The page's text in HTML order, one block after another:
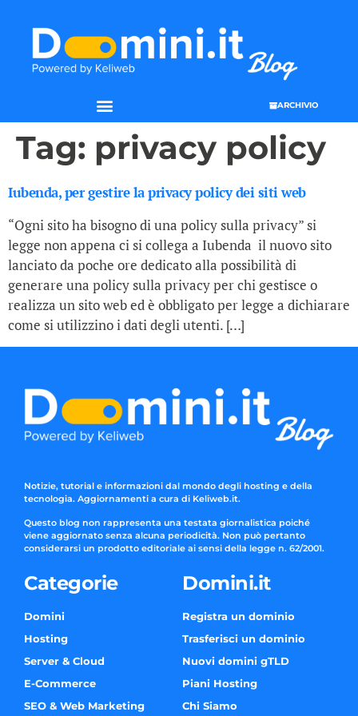
ARCHIVIO
Tag: privacy policy
Iubenda, per gestire la privacy policy dei siti web
“Ogni sito ha bisogno di una policy sulla privacy” si
legge non appena ci si collega a Iubenda il nuovo sito
lanciato da poche ore dedicato alla possibilità di
generare una policy sulla privacy per chi gestisce o
realizza un sito web ed è obbligato per legge a dichiarare
come si utilizzino i dati degli utenti. […]
Notizie, tutorial e informazioni dal mondo degli hosting e della
tecnologia. Aggiornamenti a cura di Keliweb.it.
Questo blog non rappresenta una testata giornalistica poiché
viene aggiornato senza alcuna periodicità. Non può pertanto
considerarsi un prodotto editoriale ai sensi della legge n. 62/2001.
Categorie
Domini
Hosting
Server & Cloud
E-Commerce
SEO & Web Marketing
Domini.it
Registra un dominio
Trasferisci un dominio
Nuovi domini gTLD
Piani Hosting
Chi Siamo